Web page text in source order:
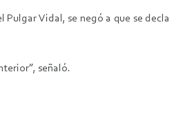
Vidal, se negó a que se
señaló.